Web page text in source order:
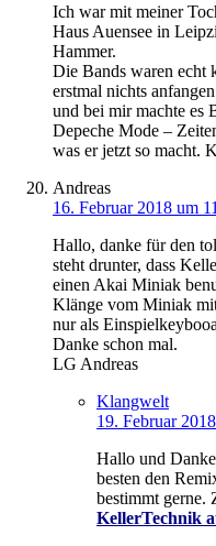
Ich war mit meiner
Haus Auensee in
Hammer.
Die Bands waren echt
erstmal nichts
und bei mir machte es
Depeche Mode –
was er jetzt so macht.
Andreas
16. Februar 2018 um
Hallo, danke für den
steht drunter, dass
einen Akai Miniak
Klänge vom Miniak
nur als
Danke schon mal.
LG Andreas
Klangwelt
19. Februar
Hallo und
besten den
bestimmt gerne.
KellerTechnik